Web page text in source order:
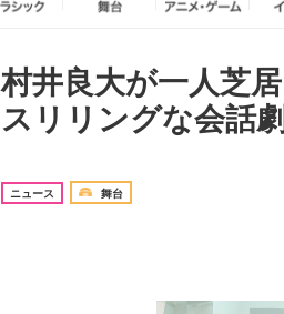
村井良大が一人芝
スリリングな会話
ニュース 舞台